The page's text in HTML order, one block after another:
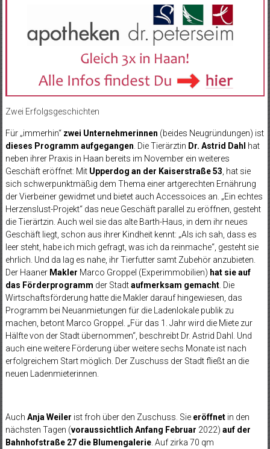
Zwei Erfolgsgeschichten
Für „immerhin“ zwei Unternehmerinnen (beides Neugründungen) ist
dieses Programm aufgegangen . Die Tierärztin Dr. Astrid Dahl hat
neben ihrer Praxis in Haan bereits im November ein weiteres
Geschäft eröffnet: Mit Upperdog an der Kaiserstraße 53 , hat sie
sich schwerpunktmäßig dem Thema einer artgerechten Ernährung
der Vierbeiner gewidmet und bietet auch Accessoices an. „Ein echtes
Herzenslust-Projekt“ das neue Geschäft parallel zu eröffnen, gesteht
die Tierärtzin. Auch weil sie das alte Barth-Haus, in dem ihr neues
Geschäft liegt, schon aus ihrer Kindheit kennt: „Als ich sah, dass es
leer steht, habe ich mich gefragt, was ich da reinmache“, gesteht sie
ehrlich. Und da lag es nahe, ihr Tierfutter samt Zubehör anzubieten.
Der Haaner Makler Marco Groppel (Experimmobilien) hat sie auf
das Förderprogramm der Stadtaufmerksam gemacht. Die
Wirtschaftsförderung hatte die Makler darauf hingewiesen, das
Programm bei Neuanmietungen für die Ladenlokale publik zu
machen, betont Marco Groppel. „Für das 1. Jahr wird die Miete zur
Hälfte von der Stadt übernommen“, beschreibt Dr. Astrid Dahl. Und
auch eine weitere Förderung über weitere sechs Monate ist nach
erfolgreichem Start möglich. Der Zuschuss der Stadt fließt an die
neuen Ladenmieterinnen.
Auch Anja Weiler ist froh über den Zuschuss. Sie eröffnetin den
nächsten Tagen (voraussichtlich Anfang Februar 2022) auf der
Bahnhofstraße 27 die Blumengalerie. Auf zirka 70 qm